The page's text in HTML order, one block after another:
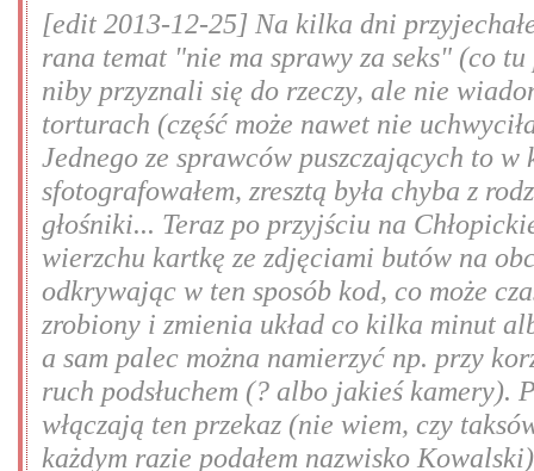
[edit 2013-12-25] Na kilka dni
rana temat "nie ma sprawy za seks" (co
niby przyznali się do rzeczy, ale nie
torturach (część może nawet nie
Jednego ze sprawców puszczających to
sfotografowałem, zresztą była chyba z
głośniki... Teraz po przyjściu na
wierzchu kartkę ze zdjęciami butów na
odkrywając w ten sposób kod, co może
zrobiony i zmienia układ co kilka minut
a sam palec można namierzyć np. przy
ruch podsłuchem (? albo jakieś kamery).
włączają ten przekaz (nie wiem, czy
każdym razie podałem nazwisko